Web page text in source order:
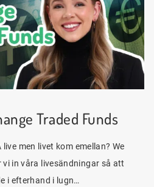
Traded Funds
live men livet kom emellan? We
in våra livesändningar så att
i efterhand i lugn…